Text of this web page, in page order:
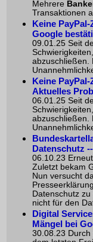
Mehrere
Transaktionen
Keine
Google
09.01.25 Seit
abzuschließen.
Keine
Aktuelles
06.01.25 Seit
abzuschließen.
Datenschutz
06.10.23
Zuletzt bekam
Nun versucht
Datenschutz
nicht für den
Digital
Mängel bei
30.08.23 Durch